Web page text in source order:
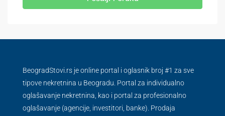
BeogradStovi.rs je online portal i oglasnik broj #1 za sve
tipove nekretnina u Beogradu. Portal za individualno
oglašavanje nekretnina, kao i portal za profesionalno
oglašavanje (agencije, investitori, banke). Prodaja